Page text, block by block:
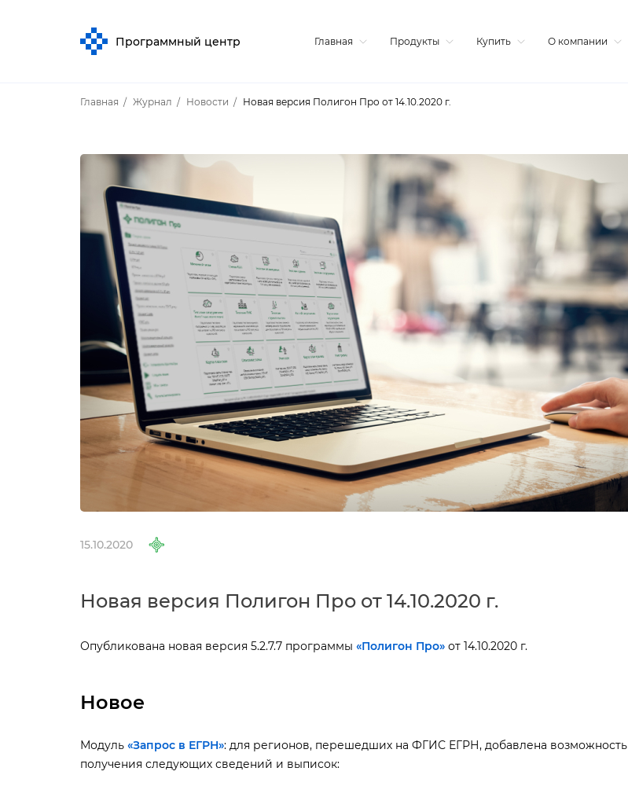
Программный центр Главная Продукты Купить О компании
Главная Журнал Новости Новая версия Полигон Про от 14.10.2020 г.
15.10.2020
Новая версия Полигон Про от 14.10.2020 г.
Опубликована новая версия 5.2.7.7 программы «Полигон Про» от 14.10.2020 г.
Новое
Модуль «Запрос в ЕГРН»: для регионов, перешедших на ФГИС ЕГРН, добавлена возможность
получения следующих сведений и выписок: